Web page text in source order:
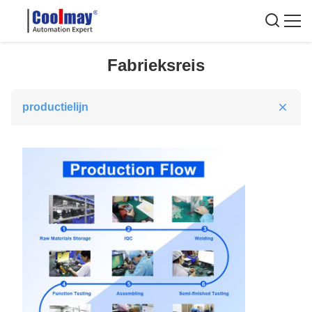
Fabrieksreis
productielijn